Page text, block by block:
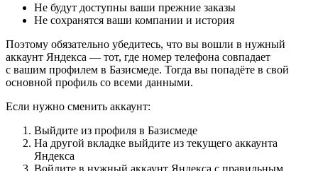
Не будут доступны ваши прежние заказы
Не сохранятся ваши компании и история
Поэтому обязательно убедитесь, что вы вошли в нужный
аккаунт Яндекса — тот, где номер телефона совпадает
с вашим профилем в Базисмеде. Тогда вы попадёте в свой
основной профиль со всеми данными.
Если нужно сменить аккаунт:
Выйдите из профиля в Базисмеде
На другой вкладке выйдите из текущего аккаунта
Яндекса
Войдите в нужный аккаунт Яндекса с правильным